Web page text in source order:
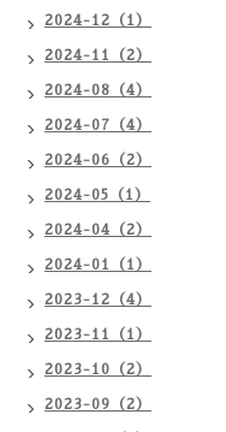
2024-12（1）
2024-11（2）
2024-08（4）
2024-07（4）
2024-06（2）
2024-05（1）
2024-04（2）
2024-01（1）
2023-12（4）
2023-11（1）
2023-10（2）
2023-09（2）